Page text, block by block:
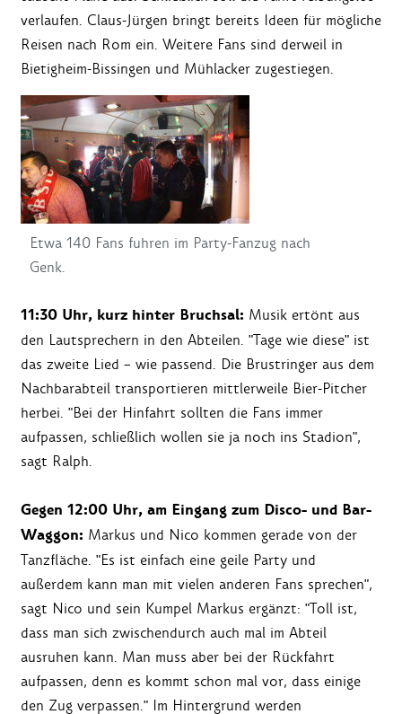
verlaufen. Claus-Jürgen bringt bereits Ideen für mögliche
Reisen nach Rom ein. Weitere Fans sind derweil in
Bietigheim-Bissingen und Mühlacker zugestiegen.
Etwa 140 Fans fuhren im Party-Fanzug nach
Genk.
11:30 Uhr, kurz hinter Bruchsal: Musik ertönt aus
den Lautsprechern in den Abteilen. "Tage wie diese" ist
das zweite Lied – wie passend. Die Brustringer aus dem
Nachbarabteil transportieren mittlerweile Bier-Pitcher
herbei. "Bei der Hinfahrt sollten die Fans immer
aufpassen, schließlich wollen sie ja noch ins Stadion",
sagt Ralph.
Gegen 12:00 Uhr, am Eingang zum Disco- und Bar-
Waggon: Markus und Nico kommen gerade von der
Tanzfläche. "Es ist einfach eine geile Party und
außerdem kann man mit vielen anderen Fans sprechen",
sagt Nico und sein Kumpel Markus ergänzt: "Toll ist,
dass man sich zwischendurch auch mal im Abteil
ausruhen kann. Man muss aber bei der Rückfahrt
aufpassen, denn es kommt schon mal vor, dass einige
den Zug verpassen." Im Hintergrund werden